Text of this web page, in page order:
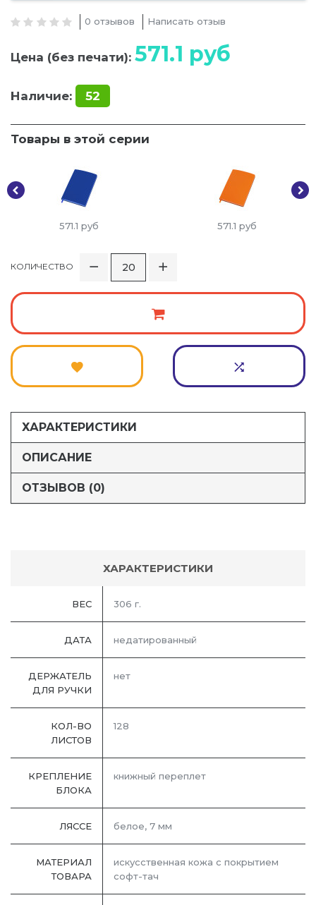
0 отзывов Написать отзыв
Цена (без печати): 571.1 руб
Наличие: 52
Товары в этой серии
571.1 руб 571.1 руб
КОЛИЧЕСТВО
ХАРАКТЕРИСТИКИ
ОПИСАНИЕ
ОТЗЫВОВ (0)
ХАРАКТЕРИСТИКИ
ВЕС 306 г.
ДАТА недатированный
ДЕРЖАТЕЛЬ
ДЛЯ РУЧКИ
нет
КОЛ-ВО
ЛИСТОВ
128
КРЕПЛЕНИЕ
БЛОКА
книжный переплет
ЛЯССЕ белое, 7 мм
МАТЕРИАЛ
ТОВАРА
искусственная кожа с покрытием
софт-тач